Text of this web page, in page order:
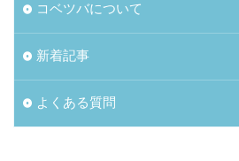
コベツバについて
新着記事
よくある質問